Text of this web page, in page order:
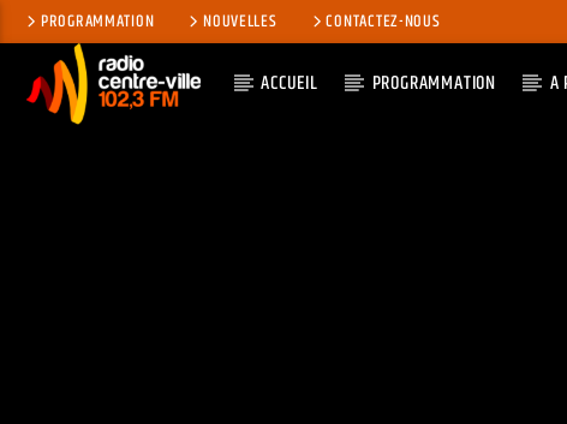
PROGRAMMATION NOUVELLES CONTACTEZ-NOUS
ACCUEIL PROGRAMMATION A